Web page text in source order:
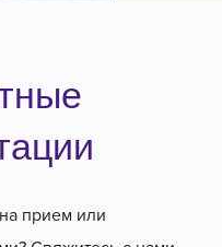
прием или